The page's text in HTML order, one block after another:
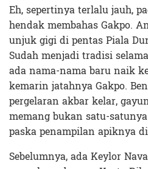
Eh, sepertinya terlalu jauh,
hendak membahas Gakpo.
unjuk gigi di pentas Piala
Sudah menjadi tradisi
ada nama-nama baru naik
kemarin jatahnya Gakpo.
pergelaran akbar kelar,
memang bukan satu-
paska penampilan apiknya
Sebelumnya, ada Keylor